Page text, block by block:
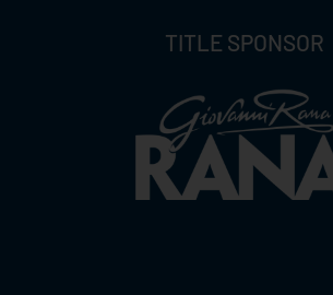
TITLE SPONSOR